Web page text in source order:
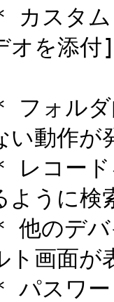
スタム
オを添
ルダ
い動作が
ード
ように検
デバ
ト画面が
ワー